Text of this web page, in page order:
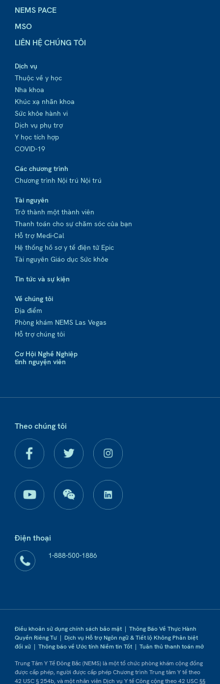
NEMS PACE
MSO
LIÊN HỆ CHÚNG TÔI
Dịch vụ
Thuộc về y học
Nha khoa
Khúc xạ nhãn khoa
Sức khỏe hành vi
Dịch vụ phụ trợ
Y học tích hợp
COVID-19
Các chương trình
Chương trình Nội trú Nội trú
Tài nguyên
Trở thành một thành viên
Thanh toán cho sự chăm sóc của bạn
Hỗ trợ Medi-Cal
Hệ thống hồ sơ y tế điện tử Epic
Tài nguyên Giáo dục Sức khỏe
Tin tức và sự kiện
Về chúng tôi
Địa điểm
Phòng khám NEMS Las Vegas
Hỗ trợ chúng tôi
Cơ Hội Nghề Nghiệp
tình nguyện viên
Theo chúng tôi
Điện thoại
1-888-500-1886
Điều khoản sử dụng chính sách bảo mật | Thông Báo Về Thực Hành
Quyền Riêng Tư | Dịch vụ Hỗ trợ Ngôn ngữ & Tiết lộ Không Phân biệt
đối xử | Thông báo về Ước tính Niềm tin Tốt | Tuân thủ thanh toán mở
Trung Tâm Y Tế Đông Bắc (NEMS) là một tổ chức phòng khám cộng đồng
được cấp phép, người được cấp phép Chương trình Trung tâm Y tế theo
42 USC § 254b, và một nhân viên Dịch vụ Y tế Công cộng theo 42 USC §§